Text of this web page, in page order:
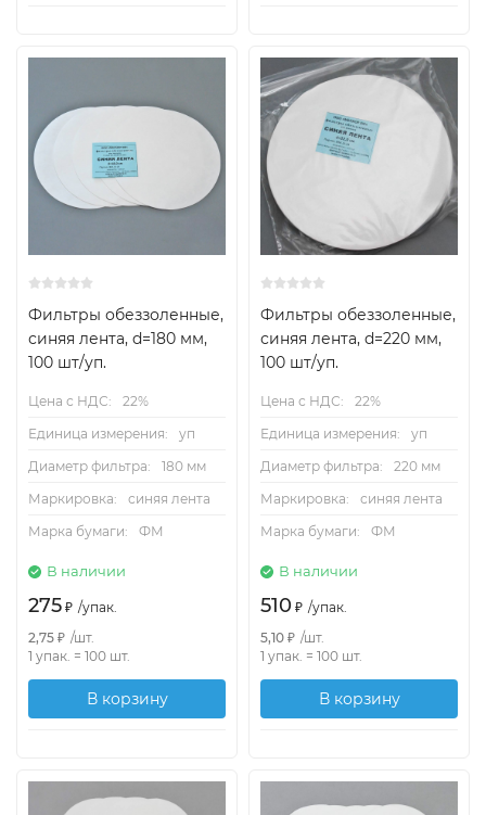
Фильтры обеззоленные,
синяя лента, d=180 мм,
100 шт/уп.
Цена с НДС:
22%
Единица измерения:
уп
Диаметр фильтра:
180 мм
Маркировка:
синяя лента
Марка бумаги:
ФМ
В наличии
275 ₽ /упак.
2,75 ₽ /шт.
1 упак. = 100 шт.
В корзину
Фильтры обеззоленные,
синяя лента, d=220 мм,
100 шт/уп.
Цена с НДС:
22%
Единица измерения:
уп
Диаметр фильтра:
220 мм
Маркировка:
синяя лента
Марка бумаги:
ФМ
В наличии
510 ₽ /упак.
5,10 ₽ /шт.
1 упак. = 100 шт.
В корзину